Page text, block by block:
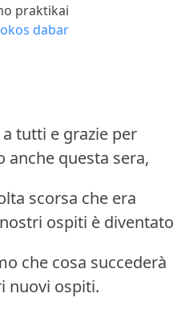
praktikai
dabar
tutti e grazie per
anche questa sera,
scorsa che era
ospiti è diventato
che cosa succederà
nuovi ospiti.